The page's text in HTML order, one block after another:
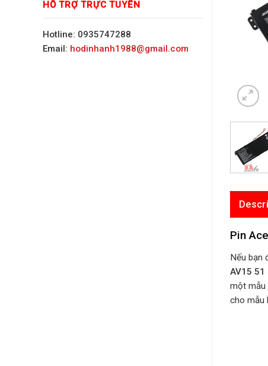
HỖ TRỢ TRỰC TUYẾN
Hotline: 0935747288
Email: hodinhanh1988@gmail.com
Pin
Nếu bạn
AV15 51
một mẫu
cho mẫu